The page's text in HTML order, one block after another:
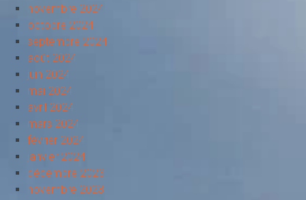
novembre 2024
octobre 2024
septembre 2024
août 2024
juin 2024
mai 2024
avril 2024
mars 2024
février 2024
janvier 2024
décembre 2023
novembre 2023